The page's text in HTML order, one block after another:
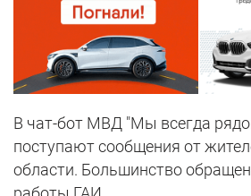
В чат-бот МВД "Мы всегда
поступают сообщения от
области. Большинство